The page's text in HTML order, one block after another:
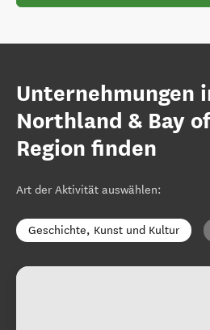
Unternehmungen
Northland & Bay
Region finden
Art der Aktivität auswählen:
Geschichte, Kunst und Kultur